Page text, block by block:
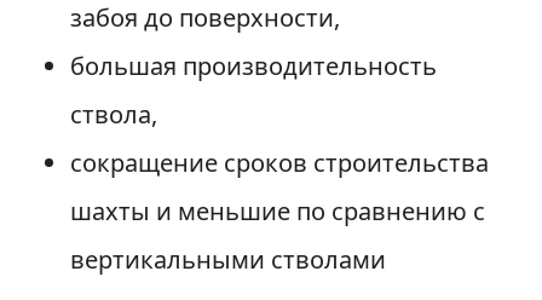
забоя до поверхности,
большая производительность
ствола,
сокращение сроков строительства
шахты и меньшие по сравнению с
вертикальными стволами